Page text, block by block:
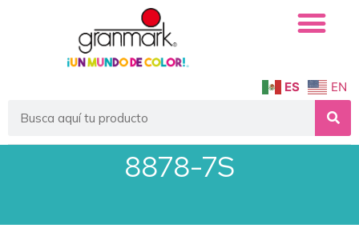
ES EN
8878-7S